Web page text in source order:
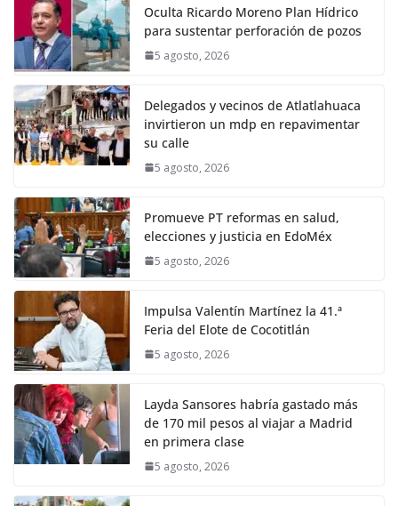
Oculta Ricardo Moreno Plan Hídrico
para sustentar perforación de pozos
5 agosto, 2026
Delegados y vecinos de Atlatlahuaca
invirtieron un mdp en repavimentar
su calle
5 agosto, 2026
Promueve PT reformas en salud,
elecciones y justicia en EdoMéx
5 agosto, 2026
Impulsa Valentín Martínez la 41.ª
Feria del Elote de Cocotitlán
5 agosto, 2026
Layda Sansores habría gastado más
de 170 mil pesos al viajar a Madrid
en primera clase
5 agosto, 2026